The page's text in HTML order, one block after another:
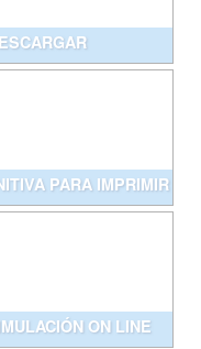
PARA IMPRIMIR
ON LINE